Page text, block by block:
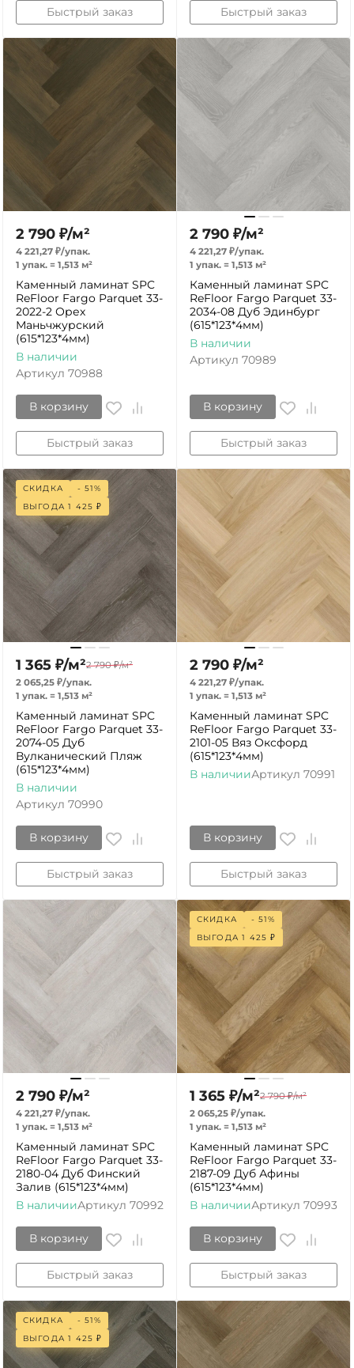
Быстрый заказ Быстрый заказ
2 790 ₽/м²
4 221,27 ₽/упак.
1 упак. = 1,513 м²
Каменный ламинат SPC
ReFloor Fargo Parquet 33-
2022-2 Орех
Маньчжурский
(615*123*4мм)
В наличии
Артикул 70988
В корзину
Быстрый заказ
2 790 ₽/м²
4 221,27 ₽/упак.
1 упак. = 1,513 м²
Каменный ламинат SPC
ReFloor Fargo Parquet 33-
2034-08 Дуб Эдинбург
(615*123*4мм)
В наличии
Артикул 70989
В корзину
Быстрый заказ
СКИДКА
- 51%
ВЫГОДА1 425 ₽
1 365 ₽/м²2 790 ₽/м²
2 065,25 ₽/упак.
1 упак. = 1,513 м²
Каменный ламинат SPC
ReFloor Fargo Parquet 33-
2074-05 Дуб
Вулканический Пляж
(615*123*4мм)
В наличии
Артикул 70990
В корзину
Быстрый заказ
2 790 ₽/м²
4 221,27 ₽/упак.
1 упак. = 1,513 м²
Каменный ламинат SPC
ReFloor Fargo Parquet 33-
2101-05 Вяз Оксфорд
(615*123*4мм)
В наличииАртикул 70991
В корзину
Быстрый заказ
2 790 ₽/м²
4 221,27 ₽/упак.
1 упак. = 1,513 м²
Каменный ламинат SPC
ReFloor Fargo Parquet 33-
2180-04 Дуб Финский
Залив (615*123*4мм)
В наличииАртикул 70992
В корзину
Быстрый заказ
СКИДКА
- 51%
ВЫГОДА1 425 ₽
1 365 ₽/м²2 790 ₽/м²
2 065,25 ₽/упак.
1 упак. = 1,513 м²
Каменный ламинат SPC
ReFloor Fargo Parquet 33-
2187-09 Дуб Афины
(615*123*4мм)
В наличииАртикул 70993
В корзину
Быстрый заказ
СКИДКА
- 51%
ВЫГОДА1 425 ₽